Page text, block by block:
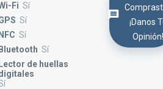
Fi Sí
Sí
NFC Sí
Bluetooth Sí
Lector de huellas
¡Danos